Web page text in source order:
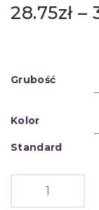
28.75zł–
Grubość
Kolor
Standard